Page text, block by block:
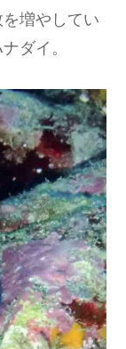
増やしてい
ダイ。